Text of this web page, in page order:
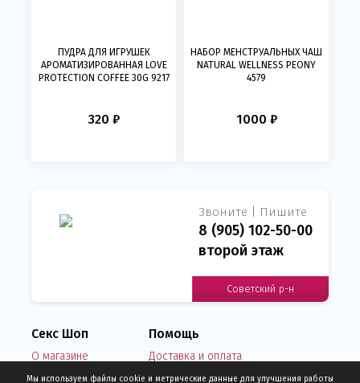
ПУДРА ДЛЯ ИГРУШЕК
АРОМАТИЗИРОВАННАЯ LOVE
PROTECTION COFFEE 30G 9217
320 ₽
НАБОР МЕНСТРУАЛЬНЫХ ЧАШ
NATURAL WELLNESS PEONY
4579
1000 ₽
Звоните | Пишите
8 (905) 102-50-00
второй этаж
Советский р-н
Секс Шоп
О магазине
Новости
Помощь
Доставка и оплата
Написать нам письмо
Мы используем файлы cookie и метрические данные для улучшения работы